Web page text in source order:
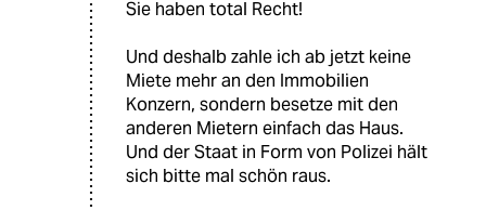
Sie haben total Recht!
Und deshalb zahle ich ab jetzt keine
Miete mehr an den Immobilien
Konzern, sondern besetze mit den
anderen Mietern einfach das Haus.
Und der Staat in Form von Polizei hält
sich bitte mal schön raus.